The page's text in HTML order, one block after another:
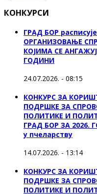
КОНКУРСИ
ГРАД БОР
ОРГАНИЗОВАЊЕ
КОЈИМА СЕ
ГОДИНИ
24.07.2026. - 08:15
КОНКУРС ЗА
ПОДРШКЕ ЗА
ПОЛИТИКЕ И
ГРАД БОР ЗА 2026.
у пчеларству
14.07.2026. - 13:14
КОНКУРС ЗА
ПОДРШКЕ ЗА
ПОЛИТИКЕ И